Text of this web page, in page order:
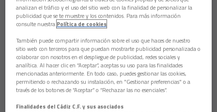
Estaba claro que no podíamos ganar todos los partidos. El
Cádiz cayó (3-2) hoy en Getafe, más por sus démeritos en
defensa, que por los aciertos de su rival en ataque. De
cualquier forma los de Jose González se mantienen líderes,
algo muy importante de cara al importante choque del
próximo domingo ante el Rayo Vallecano.
Prueba noticia
analizan el tráfico y el uso del sitio web con la finalidad de personalizar la
publicidad que se te muestre y los contenidos. Para más información
consulte nuestra Política de cookies
También puede compartir información sobre el uso que haces de nuestro
sitio web con terceros para que puedan mostrarte publicidad personalizada o
colaborar con nosotros en el despliegue de publicidad, redes sociales y
analítica. Al hacer clic en “Aceptar”, aceptas su uso para las finalidades
mencionadas anteriormente. En todo caso, puedes gestionar las cookies,
permitiendo o rechazando su instalación, en "Gestionar preferencias" o a
través de los botones de “Aceptar” o “Rechazar las no esenciales”.
Finalidades del Cádiz C.F. y sus asociados